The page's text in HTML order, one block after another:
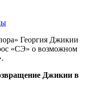
Георгия Джикии
«СЭ» о возможном
Джикии в